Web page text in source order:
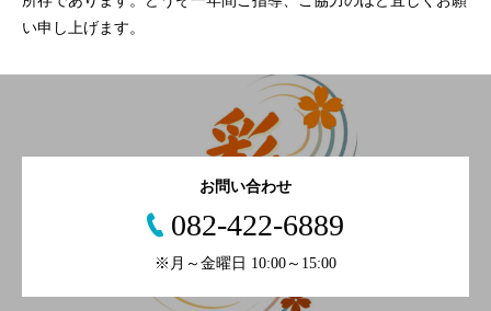
い申し上げます。
お問い合わせ
082-422-6889
※月～金曜日 10:00～15:00